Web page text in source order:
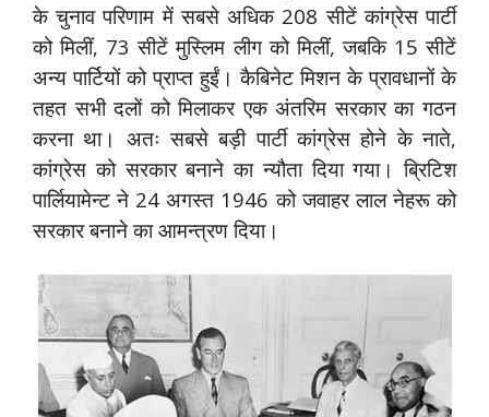
के चुनाव परिणाम में सबसे अधिक 208 सीटें कांग्रेस पार्टी
को मिलीं, 73 सीटें मुस्लिम लीग को मिलीं, जबकि 15 सीटें
अन्य पार्टियों को प्राप्त हुईं। कैबिनेट मिशन के प्रावधानों के
तहत सभी दलों को मिलाकर एक अंतरिम सरकार का गठन
करना था। अतः सबसे बड़ी पार्टी कांग्रेस होने के नाते,
कांग्रेस को सरकार बनाने का न्यौता दिया गया। ब्रिटिश
पार्लियामेन्ट ने 24 अगस्त 1946 को जवाहर लाल नेहरू को
सरकार बनाने का आमन्त्रण दिया।